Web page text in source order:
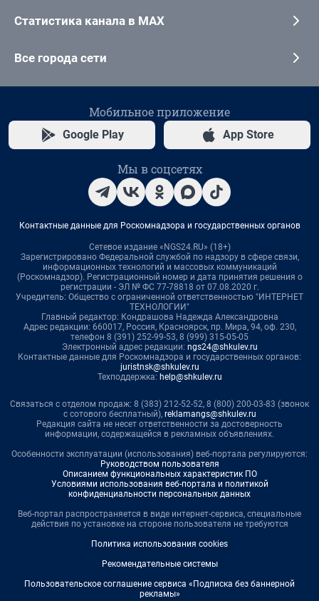
Статистика канала в MAX
Все города сети
Мобильное приложение
Google Play App Store
Мы в соцсетях
Контактные данные для Роскомнадзора и государственных органов
Сетевое издание «NGS24.RU» (18+)
Зарегистрировано Федеральной службой по надзору в сфере связи,
информационных технологий и массовых коммуникаций
(Роскомнадзор). Регистрационный номер и дата принятия решения о
регистрации - ЭЛ № ФС 77-78818 от 07.08.2020 г.
Учредитель: Общество с ограниченной ответственностью "ИНТЕРНЕТ
ТЕХНОЛОГИИ"
Главный редактор: Кондрашова Надежда Александровна
Адрес редакции: 660017, Россия, Красноярск, пр. Мира, 94, оф. 230,
телефон 8 (391) 252-99-53, 8 (999) 315-05-05
Электронный адрес редакции: ngs24@shkulev.ru
Контактные данные для Роскомнадзора и государственных органов:
juristnsk@shkulev.ru
Техподдержка: help@shkulev.ru
Связаться с отделом продаж: 8 (383) 212-52-52, 8 (800) 200-03-83 (звонок
с сотового бесплатный), reklamangs@shkulev.ru
Редакция сайта не несет ответственности за достоверность
информации, содержащейся в рекламных объявлениях.
Особенности эксплуатации (использования) веб-портала регулируются:
Руководством пользователя
Описанием функциональных характеристик ПО
Условиями использования веб-портала и политикой
конфиденциальности персональных данных
Веб-портал распространяется в виде интернет-сервиса, специальные
действия по установке на стороне пользователя не требуются
Политика использования cookies
Рекомендательные системы
Пользовательское соглашение сервиса «Подписка без баннерной
рекламы»